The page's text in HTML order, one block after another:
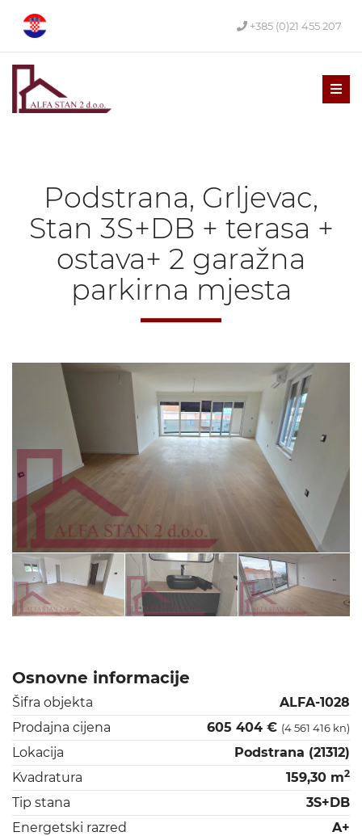
+385 (0)21 455 207
Podstrana, Grljevac,
Stan 3S+DB + terasa +
ostava+ 2 garažna
parkirna mjesta
Osnovne informacije
Šifra objekta
ALFA-1028
Prodajna cijena
605 404 € (4 561 416 kn)
Lokacija
Podstrana (21312)
Kvadratura
159,30 m2
Tip stana
3S+DB
Energetski razred
A+